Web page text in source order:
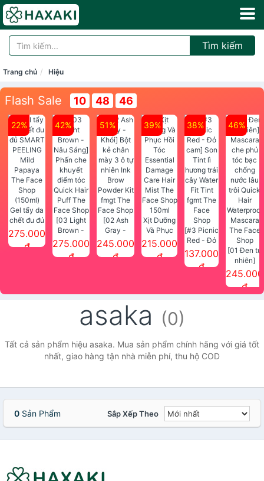
Tìm kiếm
Trang chủ Hiệu
Flash Sale 10 48 46
22%
Gel tẩy da
chết đu đủ
SMART
PEELING
275.000
đ
42%
[03 Light
Brown -
Nâu Sáng]
Phấn che
275.000
đ
51%
[02 Ash
Gray -
Khói] Bột
kẻ chân
Face Shop
245.000
đ
39%
Xịt Dưỡng
Và Phục
Hồi Tóc
Essential
215.000
đ
38%
[#3 Picnic
Red - Đỏ
cam] Son
137.000
đ
46%
[01 Đen tự
nhiên]
Mascara
che phủ
Waterproof
Mascara
245.000
đ
asaka (0)
Tất cả sản phẩm hiệu asaka. Mua sản phẩm chính hãng với giá tốt
nhất, giao hàng tận nhà miễn phí, thu hộ COD
0 Sản Phẩm Sắp Xếp Theo